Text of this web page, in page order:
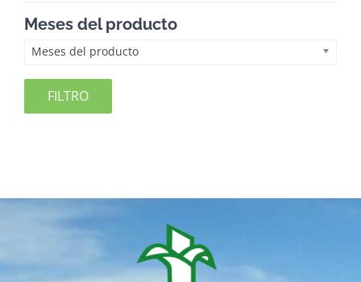
Meses del producto
Meses del producto
FILTRO